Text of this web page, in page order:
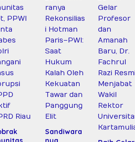
Sandiwara